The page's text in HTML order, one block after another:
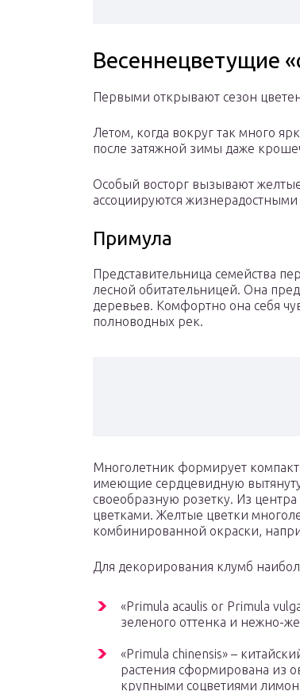
Весеннецветущие
Первыми открывают сезон
Летом, когда вокруг так много
после затяжной зимы даже
Особый восторг вызывают
ассоциируются
Примула
Представительница семейства
лесной обитательницей. Она
деревьев. Комфортно она себя
полноводных рек.
Многолетник формирует
имеющие сердцевидную
своеобразную розетку. Из
цветками. Желтые цветки
комбинированной окраски,
Для декорирования клумб
«Primula acaulis or Primula
зеленого оттенка и нежно-
«Primula chinensis» –
растения сформирована из
крупными соцветиями